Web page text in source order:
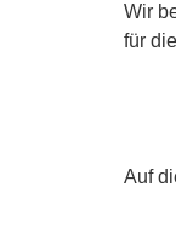
Wir
für
Auf